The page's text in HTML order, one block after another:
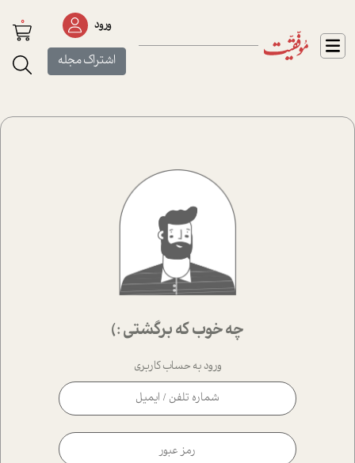
ورود
اشتراک مجله
0
چه خوب که برگشتی :)
ورود به حساب کاربری